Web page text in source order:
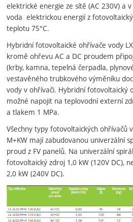
elektrické energie ze sítě (AC 230V) a
voda elektrickou energií z
teplotu 75°C.
Hybridní fotovoltaické ohřívače vody
kromě ohřevu AC a DC proudem
(krby, kamna, tepelná čerpadla,
vestavěného trubkového výměníku
vody v ohřívači. Hybridní fotovoltaický
možné napojit na teplovodní externí
a tlakem 1 MPa.
Všechny typy fotovoltaických ohřívačů
M+KW mají zabudovanou univerzální
proud z FV panelů. Na univerzální
fotovoltaický zdroj 1,0 kW (120V DC),
2,0 kW (240V DC).